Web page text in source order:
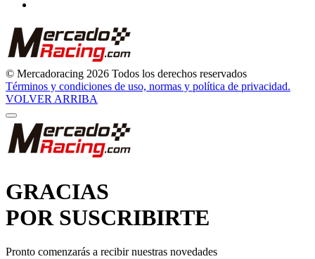
© Mercadoracing 2026 Todos los derechos reservados
Términos y condiciones de uso, normas y política de privacidad.
VOLVER ARRIBA
GRACIAS
POR SUSCRIBIRTE
Pronto comenzarás a recibir nuestras novedades